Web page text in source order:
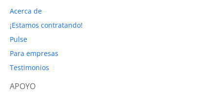
Acerca de
¡Estamos contratando!
Pulse
Para empresas
Testimonios
APOYO